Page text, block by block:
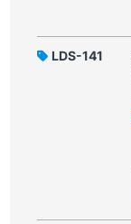
LDS-141